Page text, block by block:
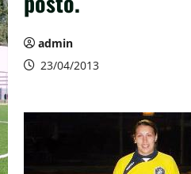
admin
23/04/2013